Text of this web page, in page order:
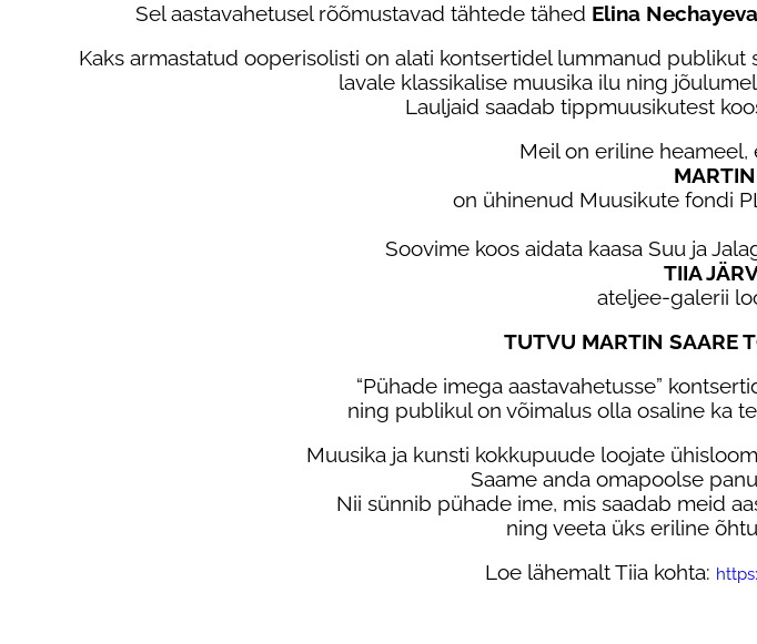
Sel aastavahetusel rõõmustavad tähtede tähed Elina Nechayeva
Kaks armastatud ooperisolisti on alati kontsertidel lummanud
lavale klassikalise muusika ilu ning
Lauljaid saadab tippmuusikutest
Meil on eriline heameel,
on ühinenud Muusikute fondi
Soovime koos aidata kaasa Suu ja
TIIA
ateljee-galerii
TUTVU MARTIN SAARE
“Pühade imega aastavahetusse”
ning publikul on võimalus olla osaline ka
Muusika ja kunsti kokkupuude loojate
Saame anda omapoolse
Nii sünnib pühade ime, mis saadab meid
ning veeta üks eriline
Loe lähemalt Tiia kohta: